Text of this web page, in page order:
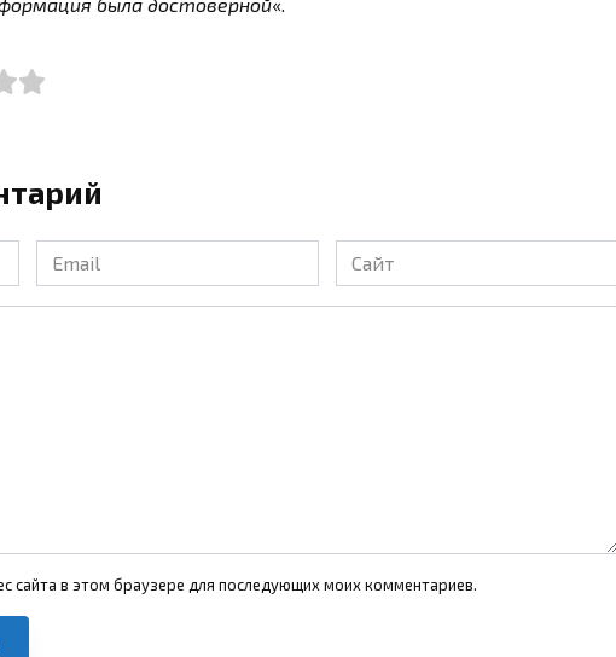
Email
*
Сайт
сайта в этом браузере для последующих моих комментариев.